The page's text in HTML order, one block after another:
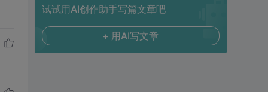
试试用AI创作助手写篇文章吧
+ 用AI写文章